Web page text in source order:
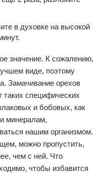
в духовке на высокой
значение. К сожалению,
виде, поэтому
Замачивание орехов
таких специфических
и бобовых, как
минералам,
нашим организмом.
можно пропустить,
чем с ней. Что
чтобы избавится